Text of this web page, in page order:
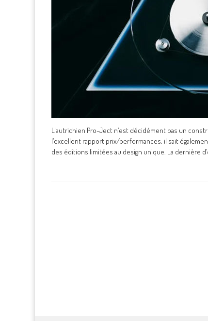
L'autrichien Pro-Ject n’est décidément pas un
l’excellent rapport prix/performances, il sait
des éditions limitées au design unique. La dernière